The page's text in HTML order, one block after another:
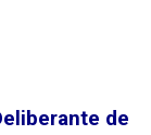
de